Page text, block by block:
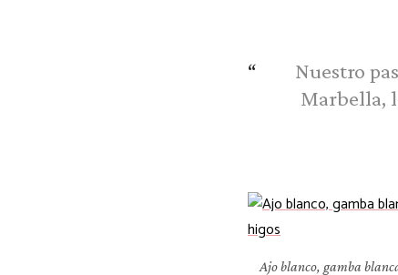
Nuestro
Marbella,
Ajo blanco, gamba